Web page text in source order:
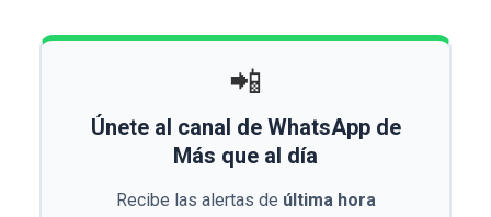
📲
Únete al canal de WhatsApp de
Más que al día
Recibe las alertas de última hora